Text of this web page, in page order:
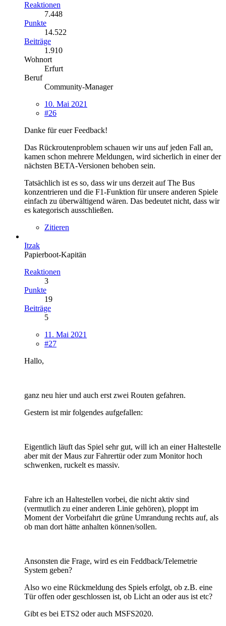
Reaktionen
7.448
Punkte
14.522
Beiträge
1.910
Wohnort
Erfurt
Beruf
Community-Manager
10. Mai 2021
#26
Danke für euer Feedback!
Das Rückroutenproblem schauen wir uns auf jeden Fall an,
kamen schon mehrere Meldungen, wird sicherlich in einer der
nächsten BETA-Versionen behoben sein.
Tatsächlich ist es so, dass wir uns derzeit auf The Bus
konzentrieren und die F1-Funktion für unsere anderen Spiele
einfach zu überwältigend wären. Das bedeutet nicht, dass wir
es kategorisch ausschließen.
Zitieren
Itzak
Papierboot-Kapitän
Reaktionen
3
Punkte
19
Beiträge
5
11. Mai 2021
#27
Hallo,
ganz neu hier und auch erst zwei Routen gefahren.
Gestern ist mir folgendes aufgefallen:
Eigentlich läuft das Spiel sehr gut, will ich an einer Haltestelle
aber mit der Maus zur Fahrertür oder zum Monitor hoch
schwenken, ruckelt es massiv.
Fahre ich an Haltestellen vorbei, die nicht aktiv sind
(vermutlich zu einer anderen Linie gehören), ploppt im
Moment der Vorbeifahrt die grüne Umrandung rechts auf, als
ob man dort hätte anhalten können/sollen.
Ansonsten die Frage, wird es ein Feddback/Telemetrie
System geben?
Also wo eine Rückmeldung des Spiels erfolgt, ob z.B. eine
Tür offen oder geschlossen ist, ob Licht an oder aus ist etc?
Gibt es bei ETS2 oder auch MSFS2020.